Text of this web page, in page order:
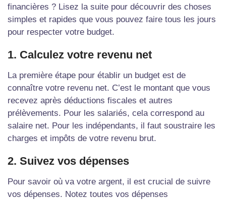
financières ? Lisez la suite pour découvrir des choses
simples et rapides que vous pouvez faire tous les jours
pour respecter votre budget.
1. Calculez votre revenu net
La première étape pour établir un budget est de
connaître votre revenu net. C’est le montant que vous
recevez après déductions fiscales et autres
prélèvements. Pour les salariés, cela correspond au
salaire net. Pour les indépendants, il faut soustraire les
charges et impôts de votre revenu brut.
2. Suivez vos dépenses
Pour savoir où va votre argent, il est crucial de suivre
vos dépenses. Notez toutes vos dépenses